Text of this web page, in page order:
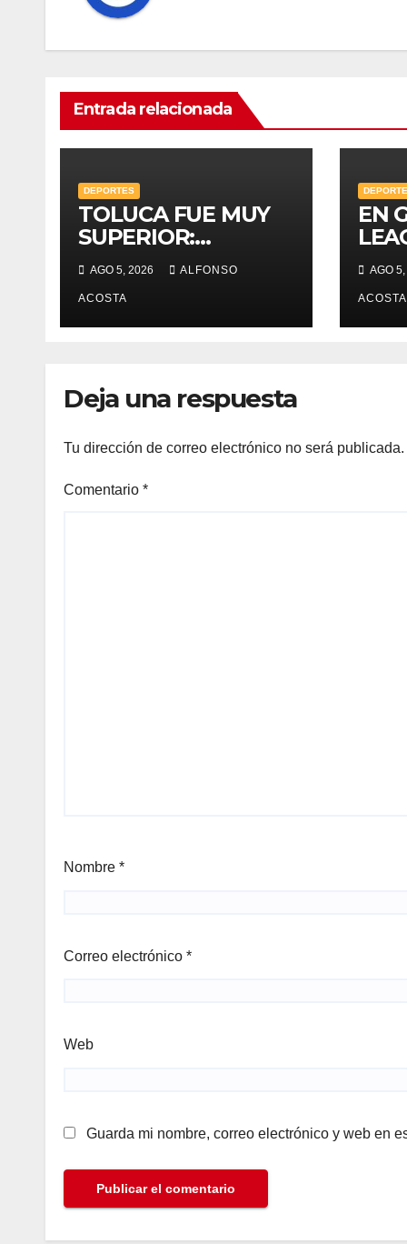
Entrada relacionada
DEPORTES
TOLUCA FUE MUY
SUPERIOR:
“TURCO”
AGO 5, 2026 ALFONSO
ACOSTA
EN
AGO
ACOSTA
Deja una respuesta
Tu dirección de correo electrónico no será publicada.
Comentario *
Nombre *
Correo electrónico *
Web
Guarda mi nombre, correo electrónico y web en